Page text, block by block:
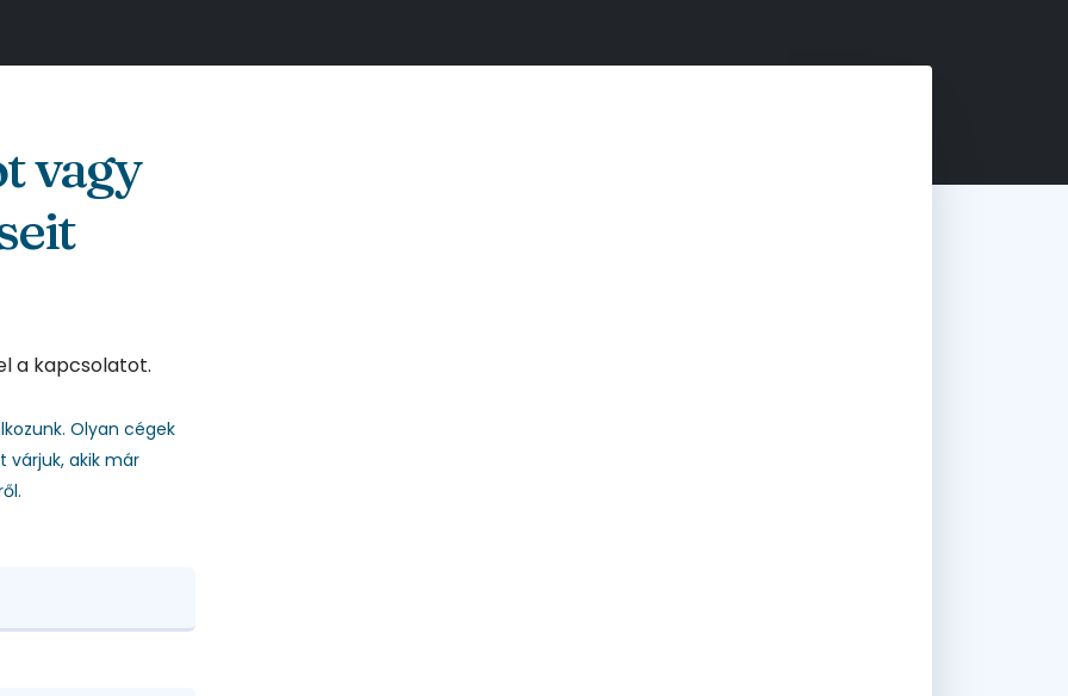
vagy
a kapcsolatot.
Olyan cégek
várjuk, akik már